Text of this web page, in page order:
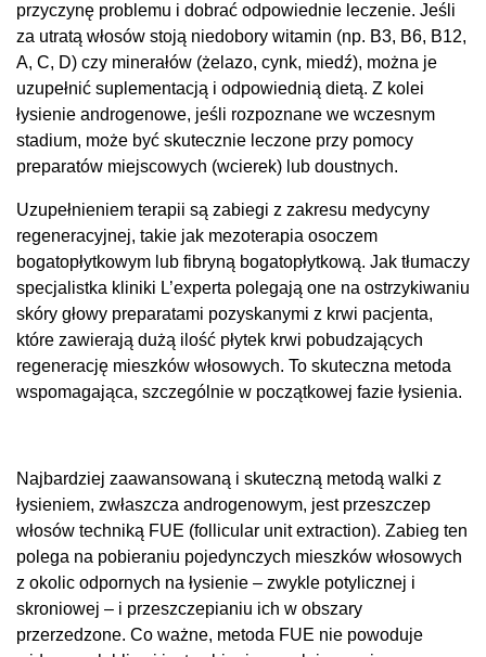
przyczynę problemu i dobrać odpowiednie leczenie. Jeśli
za utratą włosów stoją niedobory witamin (np. B3, B6, B12,
A, C, D) czy minerałów (żelazo, cynk, miedź), można je
uzupełnić suplementacją i odpowiednią dietą. Z kolei
łysienie androgenowe, jeśli rozpoznane we wczesnym
stadium, może być skutecznie leczone przy pomocy
preparatów miejscowych (wcierek) lub doustnych.
Uzupełnieniem terapii są zabiegi z zakresu medycyny
regeneracyjnej, takie jak mezoterapia osoczem
bogatopłytkowym lub fibryną bogatopłytkową. Jak tłumaczy
specjalistka kliniki L’experta polegają one na ostrzykiwaniu
skóry głowy preparatami pozyskanymi z krwi pacjenta,
które zawierają dużą ilość płytek krwi pobudzających
regenerację mieszków włosowych. To skuteczna metoda
wspomagająca, szczególnie w początkowej fazie łysienia.
Najbardziej zaawansowaną i skuteczną metodą walki z
łysieniem, zwłaszcza androgenowym, jest przeszczep
włosów techniką FUE (follicular unit extraction). Zabieg ten
polega na pobieraniu pojedynczych mieszków włosowych
z okolic odpornych na łysienie – zwykle potylicznej i
skroniowej – i przeszczepianiu ich w obszary
przerzedzone. Co ważne, metoda FUE nie powoduje